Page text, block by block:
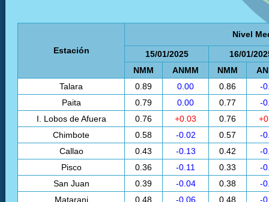
Estación
Nivel
15/01/2025
16/01/
NMM
ANMM NMM
Talara
0.89 0.00 0.86
-
Paita
0.79 0.00 0.77
-
I. Lobos de Afuera
0.76 +0.03 0.76
Chimbote
0.58 -0.02 0.57
-
Callao
0.43 -0.13 0.42
-
Pisco
0.36 -0.11 0.33
-
San Juan
0.39 -0.04 0.38
-
Matarani
0.48 -0.06 0.48 -